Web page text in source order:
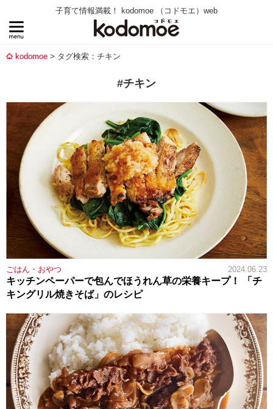
子育て情報満載！ kodomoe （コドモエ）web
kodomoe タグ検索：チキン
#チキン
ごはん・おやつ 2024.06.23
キッチンペーパーで包んでほうれん草の栄養キープ！ 「チ
キングリル焼きそば」のレシピ